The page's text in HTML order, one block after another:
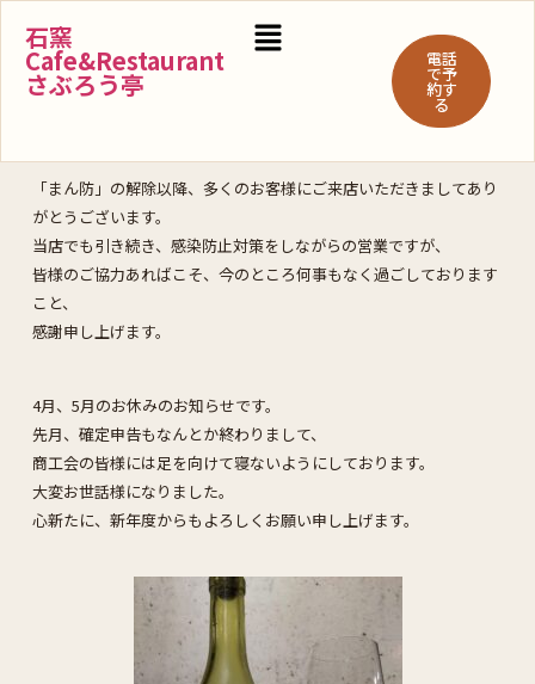
石窯
Cafe&Restaurant
さぶろう亭
電話
で予
約す
る
「まん防」の解除以降、多くのお客様にご来店いただきましてあり
がとうございます。
当店でも引き続き、感染防止対策をしながらの営業ですが、
皆様のご協力あればこそ、今のところ何事もなく過ごしております
こと、
感謝申し上げます。
4月、5月のお休みのお知らせです。
先月、確定申告もなんとか終わりまして、
商工会の皆様には足を向けて寝ないようにしております。
大変お世話様になりました。
心新たに、新年度からもよろしくお願い申し上げます。